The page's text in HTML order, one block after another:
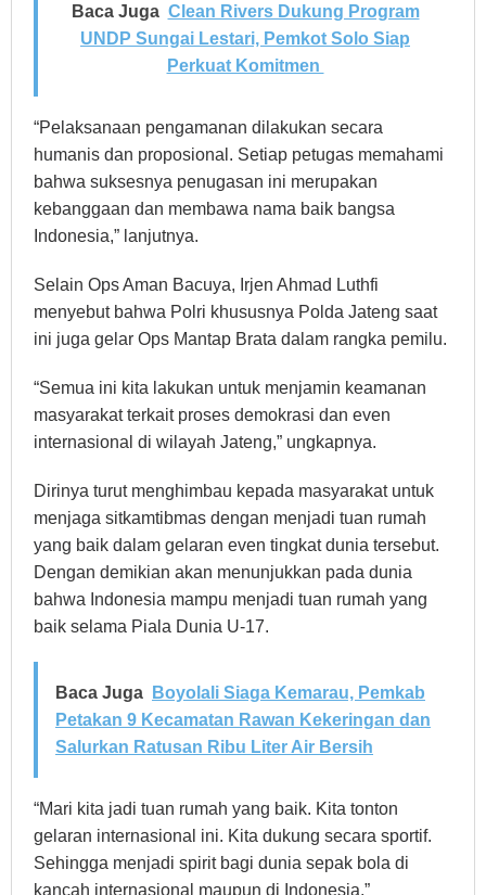
Baca Juga Clean Rivers Dukung Program
UNDP Sungai Lestari, Pemkot Solo Siap
Perkuat Komitmen
“Pelaksanaan pengamanan dilakukan secara
humanis dan proposional. Setiap petugas memahami
bahwa suksesnya penugasan ini merupakan
kebanggaan dan membawa nama baik bangsa
Indonesia,” lanjutnya.
Selain Ops Aman Bacuya, Irjen Ahmad Luthfi
menyebut bahwa Polri khususnya Polda Jateng saat
ini juga gelar Ops Mantap Brata dalam rangka pemilu.
“Semua ini kita lakukan untuk menjamin keamanan
masyarakat terkait proses demokrasi dan even
internasional di wilayah Jateng,” ungkapnya.
Dirinya turut menghimbau kepada masyarakat untuk
menjaga sitkamtibmas dengan menjadi tuan rumah
yang baik dalam gelaran even tingkat dunia tersebut.
Dengan demikian akan menunjukkan pada dunia
bahwa Indonesia mampu menjadi tuan rumah yang
baik selama Piala Dunia U-17.
Baca Juga
Boyolali Siaga Kemarau, Pemkab
Petakan 9 Kecamatan Rawan Kekeringan dan
Salurkan Ratusan Ribu Liter Air Bersih
“Mari kita jadi tuan rumah yang baik. Kita tonton
gelaran internasional ini. Kita dukung secara sportif.
Sehingga menjadi spirit bagi dunia sepak bola di
kancah internasional maupun di Indonesia,”